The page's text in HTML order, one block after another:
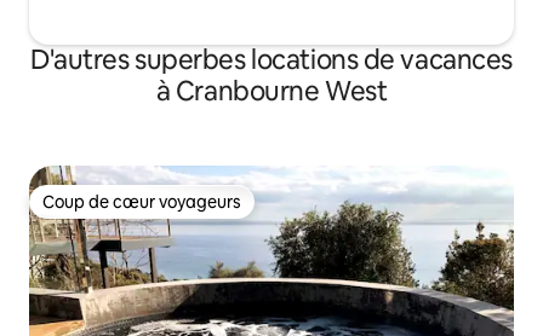
D'autres superbes locations de vacances
à Cranbourne West
Coup de cœur voyageurs
Coup de cœur voyageurs